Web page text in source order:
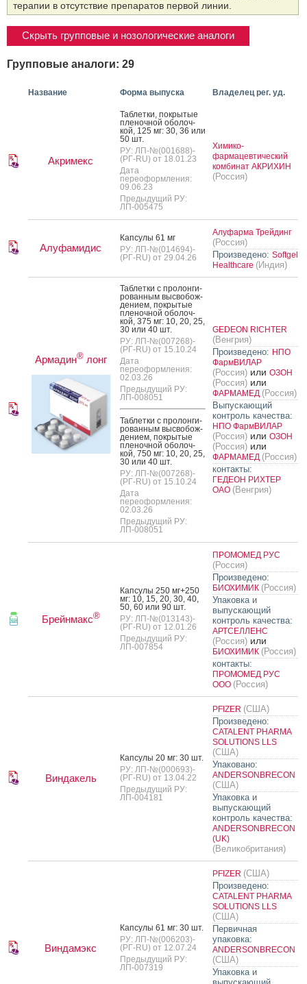
терапии в отсутствие препаратов первой линии.
Скрыть групповые и нозологические аналоги
Групповые аналоги: 29
Название Форма выпуска Владелец рег. уд.
Акримекс
Таб­летки, пок­ры­тые
пле­ноч­ной обо­лоч­
кой, 125 мг: 30, 36 или
50 шт.
РУ: ЛП-№(001688)-
(РГ-RU) от 18.01.23
Дата
переоформления:
09.06.23
Предыдущий РУ:
ЛП-005475
Химико-
фармацевтический
комбинат АКРИХИН
(Россия)
Алуфамидис
Кап­су­лы 61 мг
РУ: ЛП-№(014694)-
(РГ-RU) от 29.04.26
Алуфарма Трейдинг
(Россия)
Произведено: Softgel
Healthcare (Индия)
Армадин®лонг
Таб­летки с про­лон­ги­
рован­ным выс­во­бож­
де­ни­ем, пок­ры­тые
пле­ноч­ной обо­лоч­
кой, 375 мг: 10, 20, 25,
30 или 40 шт.
РУ: ЛП-№(007268)-
(РГ-RU) от 15.10.24
Дата
переоформления:
02.03.26
Предыдущий РУ:
ЛП-008051
Таб­летки с про­лон­ги­
рован­ным выс­во­бож­
де­ни­ем, пок­ры­тые
пле­ноч­ной обо­лоч­
кой, 750 мг: 10, 20, 25,
30 или 40 шт.
РУ: ЛП-№(007268)-
(РГ-RU) от 15.10.24
Дата
переоформления:
02.03.26
Предыдущий РУ:
ЛП-008051
GEDEON RICHTER
(Венгрия)
Произведено: НПО
ФармВИЛАР
(Россия) или ОЗОН
(Россия) или
ФАРМАМЕД (Россия)
Выпускающий
контроль качества:
НПО ФармВИЛАР
(Россия) или ОЗОН
(Россия) или
ФАРМАМЕД (Россия)
контакты:
ГЕДЕОН РИХТЕР
ОАО (Венгрия)
Брейнмакс®
Кап­су­лы 250 мг+250
мг: 10, 15, 20, 30, 40,
50, 60 или 90 шт.
РУ: ЛП-№(013143)-
(РГ-RU) от 12.01.26
Предыдущий РУ:
ЛП-007854
ПРОМОМЕД РУС
(Россия)
Произведено:
БИОХИМИК (Россия)
Упаковка и
выпускающий
контроль качества:
АРТСЕЛЛЕНС
(Россия) или
БИОХИМИК (Россия)
контакты:
ПРОМОМЕД РУС
ООО (Россия)
Виндакель
Кап­су­лы 20 мг: 30 шт.
РУ: ЛП-№(000693)-
(РГ-RU) от 13.04.22
Предыдущий РУ:
ЛП-004181
PFIZER (США)
Произведено:
CATALENT PHARMA
SOLUTIONS LLS
(США)
Упаковано:
ANDERSONBRECON
(США)
Упаковка и
выпускающий
контроль качества:
ANDERSONBRECON
(UK)
(Великобритания)
Виндамэкс
Кап­су­лы 61 мг: 30 шт.
РУ: ЛП-№(006203)-
(РГ-RU) от 12.07.24
Предыдущий РУ:
ЛП-007319
PFIZER (США)
Произведено:
CATALENT PHARMA
SOLUTIONS LLS
(США)
Первичная
упаковка:
ANDERSONBRECON
(США)
Упаковка и